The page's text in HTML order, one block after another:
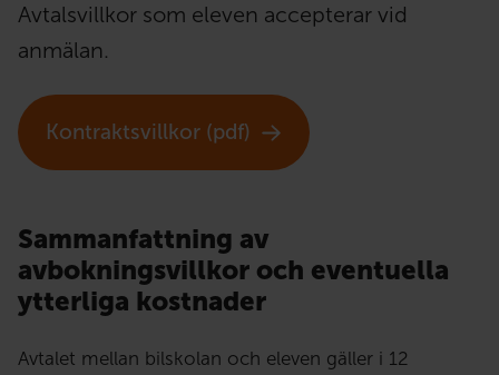
Avtalsvillkor som eleven accepterar vid
anmälan.
Kontraktsvillkor (pdf)
Sammanfattning av
avbokningsvillkor och eventuella
ytterliga kostnader
Avtalet mellan bilskolan och eleven gäller i 12